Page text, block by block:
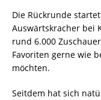
Die Rückrunde
Auswärtskracher bei
rund 6.000
Favoriten gerne wie
möchten.
Seitdem hat sich